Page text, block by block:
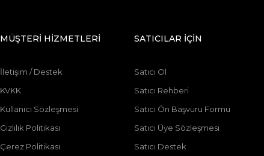
MÜŞTERİ HİZMETLERİ
İletişim / Destek
KVKK
Kullanıcı Sözleşmesi
Gizlilik Politikası
Çerez Politikası
SATICILAR İÇİN
Satıcı Ol
Satıcı Rehberi
Satıcı Ön Başvuru Formu
Satıcı Üye Sözleşmesi
Satıcı Destek